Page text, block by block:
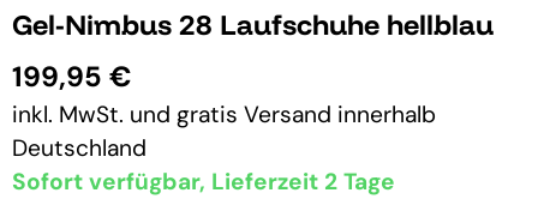
Gel-Nimbus 28 Laufschuhe hellblau
199,95 €
inkl. MwSt. und gratis Versand innerhalb
Deutschland
Sofort verfügbar, Lieferzeit 2 Tage